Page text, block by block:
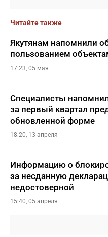
Читайте также
Якутянам напомнили
пользованием
17:23, 05 мая
Специалисты
за первый квартал
обновленной форме
18:20, 13 апреля
Информацию о
за несданную
недостоверной
15:40, 05 апреля